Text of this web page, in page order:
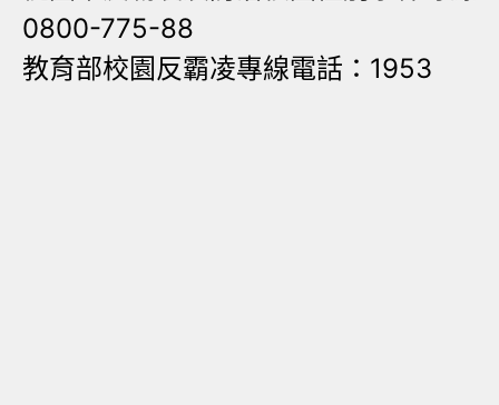
0800-775-88
教育部校園反霸凌專線電話：1953